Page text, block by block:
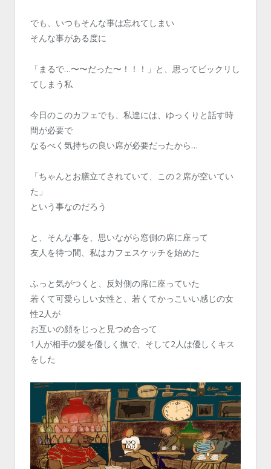
でも、いつもそんな事は忘れてしまい
そんな事がある度に
「まるで…〜〜だった〜！！！」と、思ってビックリし
てしまう私
今日のこのカフェでも、私達には、ゆっくりと話す時
間が必要で
なるべく気持ちの良い席が必要だったから…
「ちゃんとお膳立てされていて、この２席が空いてい
た」
という事なのだろう
と、そんな事を、思いながら窓側の席に座って
友人を待つ間、私はカフェスケッチを始めた
ふっと気がつくと、反対側の席に座っていた
若くて可愛らしい女性と、若くてかっこいい感じの女
性2人が
お互いの顔をじっと見つめ合って
1人が相手の髪を優しく撫で、そして2人は優しくキス
をした